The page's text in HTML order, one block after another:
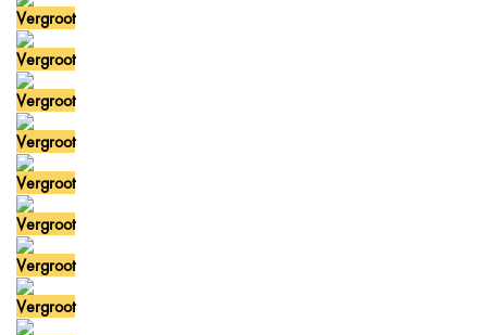
Vergroot
Vergroot
Vergroot
Vergroot
Vergroot
Vergroot
Vergroot
Vergroot